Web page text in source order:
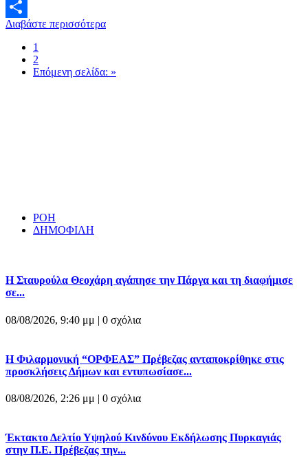
Email
Μοιραστείτε
Διαβάστε περισσότερα
1
2
Επόμενη σελίδα: »
ΡΟΗ
ΔΗΜΟΦΙΛΗ
Η Σταυρούλα Θεοχάρη αγάπησε την Πάργα και τη διαφήμισε
σε...
08/08/2026, 9:40 μμ | 0 σχόλια
Η Φιλαρμονική “ΟΡΦΕΑΣ” Πρέβεζας ανταποκρίθηκε στις
προσκλήσεις Δήμων και εντυπωσίασε...
08/08/2026, 2:26 μμ | 0 σχόλια
Έκτακτο Δελτίο Υψηλού Κινδύνου Εκδήλωσης Πυρκαγιάς
στην Π.Ε. Πρέβεζας την...